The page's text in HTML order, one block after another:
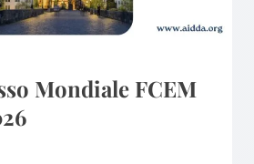
Mondiale FCEM